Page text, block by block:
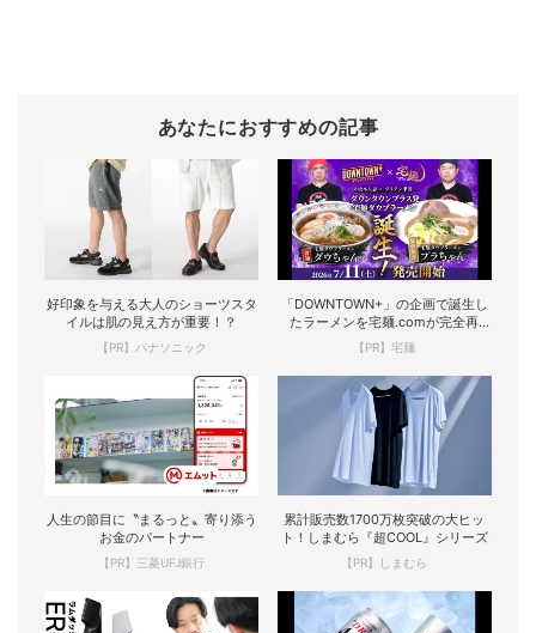
あなたにおすすめの記事
好印象を与える大人のショーツスタ
イルは肌の見え方が重要！？
【PR】パナソニック
「DOWNTOWN+」の企画で誕生し
たラーメンを宅麺.comが完全再
現！
【PR】宅麺
人生の節目に〝まるっと〟寄り添う
お金のパートナー
【PR】三菱UFJ銀行
累計販売数1700万枚突破の大ヒッ
ト！しまむら『超COOL』シリーズ
【PR】しまむら